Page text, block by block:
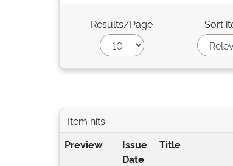
Results/Page Sort
Item hits:
Preview
Issue
Date
Title